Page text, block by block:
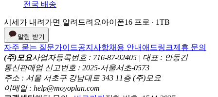
전국 배송
시세가 내려가면 알려드려요아이폰16 프로 ∙ 1TB
알림 받기
자주 묻는 질문가이드공지사항채용 안내 애드링크제휴 문의
(주)모요사업자등록번호 : 716-87-02405 | 대표 : 안동건
통신판매업 신고번호 : 2025-서울서초-0573
주소 : 서울 서초구 강남대로 343 11층 (주)모요
이메일 : help@moyoplan.com